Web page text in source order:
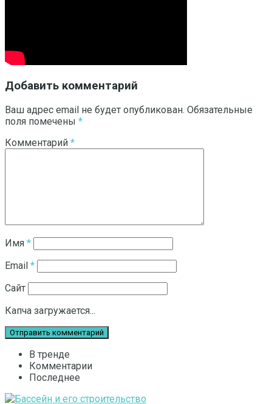
Добавить комментарий
Ваш адрес email не будет опубликован. Обязательные
поля помечены *
Комментарий *
Имя *
Email *
Сайт
Капча загружается...
В тренде
Комментарии
Последнее